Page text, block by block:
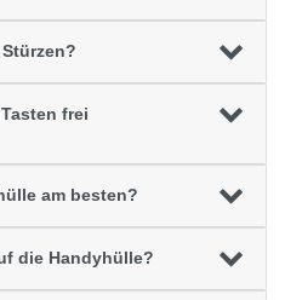
frei
am besten?
die Handyhülle?